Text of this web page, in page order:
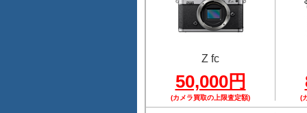
Z fc
50,000円
(カメラ買取の上限査定額) (